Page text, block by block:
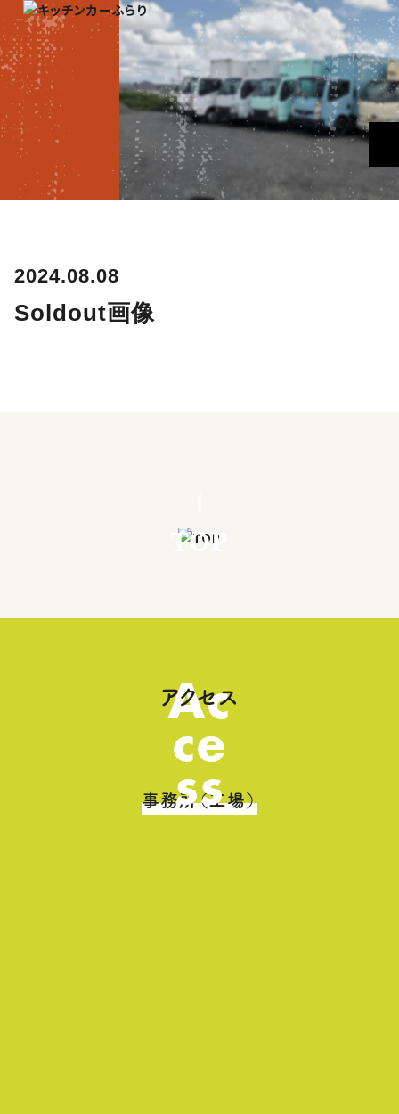
2024.08.08
Soldout画像
TOP
Ac
ce
ss
アクセス
事務所（工場）